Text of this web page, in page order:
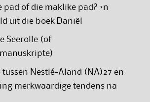
pad of die maklike pad? ‘n
uit die boek Daniël
Seerolle (of
tussen Nestlé-Aland (NA)27 en
merkwaardige tendens na